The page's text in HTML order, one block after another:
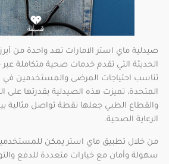
صيدلية ماي استر الامارات تعد واحدة من
الحديثة التي تقدم خدمات صحية متكاملة
تناسب احتياجات المرضى والمستخدمين في
المتحدة، تميزت هذه الصيدلية بقدرتها على
والقطاع الطبي جعلها نقطة تواصل مثالية
الرعاية الصحية.
من خلال تطبيق ماي استر يمكن
سهولة وأمان مع خيارات متعددة للدفع